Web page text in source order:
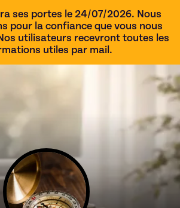
ses portes le 24/07/2026. Nous
pour la confiance que vous nous
utilisateurs recevront toutes les
utiles par mail.